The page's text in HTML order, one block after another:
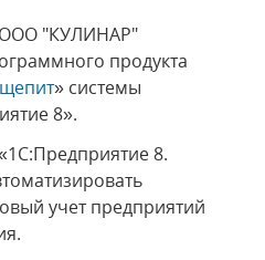
ООО "КУЛИНАР"
продукта
» системы
8».
8.
учет предприятий